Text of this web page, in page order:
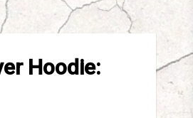
Hoodie: